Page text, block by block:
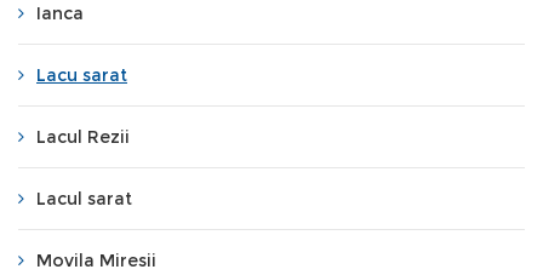
Ianca
Lacu sarat
Lacul Rezii
Lacul sarat
Movila Miresii